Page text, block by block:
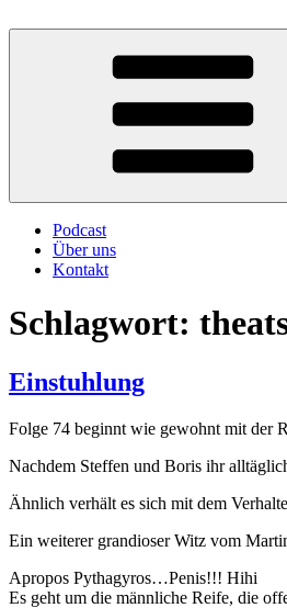
Inhalt
Atschebärebach
Mit viel Spaß, Humor und Sarkasmus
Podcast
Über uns
Kontakt
Schlagwort:
Einstuhlung
Folge 74 beginnt wie gewohnt mit der
Nachdem Steffen und Boris ihr
Ähnlich verhält es sich mit dem
Ein weiterer grandioser Witz vom
Apropos Pythagyros…Penis!!! Hihi
Es geht um die männliche Reife, die